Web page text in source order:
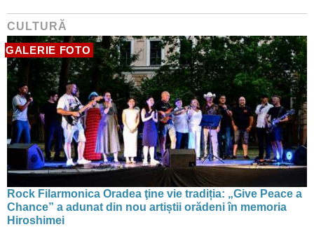
CULTURĂ
GALERIE FOTO
Rock Filarmonica Oradea ţine vie tradiția: „Give Peace a
Chance” a adunat din nou artiștii orădeni în memoria
Hiroshimei